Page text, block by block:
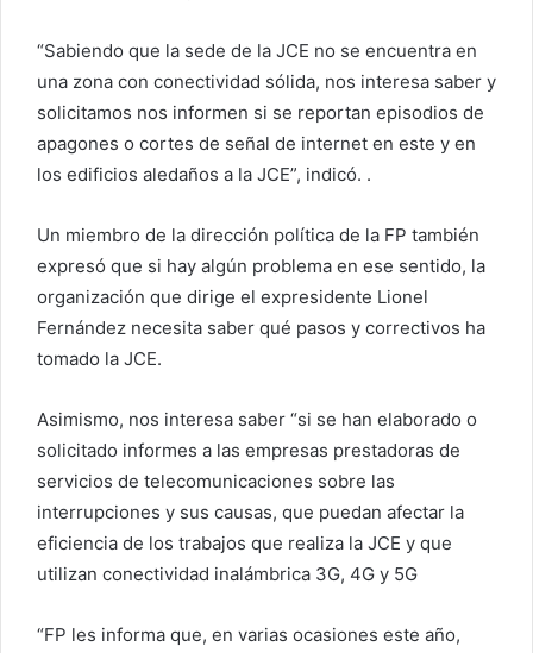
“Sabiendo que la sede de la JCE no se encuentra en
una zona con conectividad sólida, nos interesa saber y
solicitamos nos informen si se reportan episodios de
apagones o cortes de señal de internet en este y en
los edificios aledaños a la JCE”, indicó. .
Un miembro de la dirección política de la FP también
expresó que si hay algún problema en ese sentido, la
organización que dirige el expresidente Lionel
Fernández necesita saber qué pasos y correctivos ha
tomado la JCE.
Asimismo, nos interesa saber “si se han elaborado o
solicitado informes a las empresas prestadoras de
servicios de telecomunicaciones sobre las
interrupciones y sus causas, que puedan afectar la
eficiencia de los trabajos que realiza la JCE y que
utilizan conectividad inalámbrica 3G, 4G y 5G
“FP les informa que, en varias ocasiones este año,